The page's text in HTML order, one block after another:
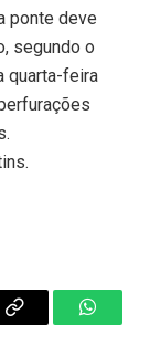
ponte deve
segundo o
quarta-feira
Copy